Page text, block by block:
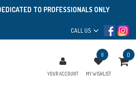
TO PROFESSIONALS ONLY
CALL US
YOUR ACCOUNT
0
MY WISHLIST
0